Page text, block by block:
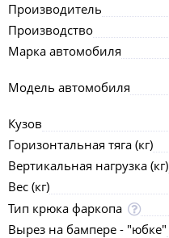
Производитель
Производство
Марка автомобиля
Модель автомобиля
Кузов
Горизонтальная тяга (кг)
Вертикальная нагрузка (кг)
Вес (кг)
Тип крюка фаркопа
Вырез на бампере - "юбке"